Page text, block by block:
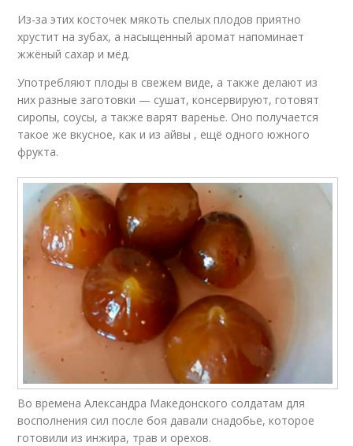
Из-за этих косточек мякоть спелых плодов приятно
хрустит на зубах, а насыщенный аромат напоминает
жжёный сахар и мёд.
Употребляют плоды в свежем виде, а также делают из
них разные заготовки — сушат, консервируют, готовят
сиропы, соусы, а также варят варенье. Оно получается
такое же вкусное, как и из айвы , ещё одного южного
фрукта.
Во времена Александра Македонского солдатам для
восполнения сил после боя давали снадобье, которое
готовили из инжира, трав и орехов.